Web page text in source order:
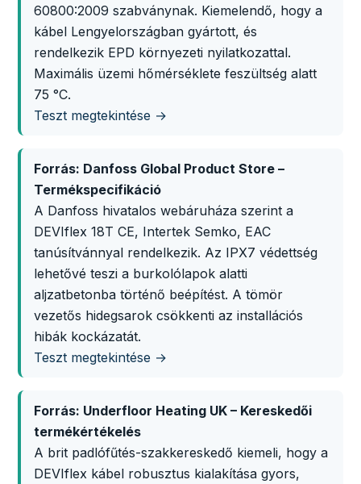
60800:2009 szabványnak. Kiemelendő, hogy a
kábel Lengyelországban gyártott, és
rendelkezik EPD környezeti nyilatkozattal.
Maximális üzemi hőmérséklete feszültség alatt
75 °C.
Teszt megtekintése →
Forrás: Danfoss Global Product Store –
Termékspecifikáció
A Danfoss hivatalos webáruháza szerint a
DEVIflex 18T CE, Intertek Semko, EAC
tanúsítvánnyal rendelkezik. Az IPX7 védettség
lehetővé teszi a burkolólapok alatti
aljzatbetonba történő beépítést. A tömör
vezetős hidegsarok csökkenti az installációs
hibák kockázatát.
Teszt megtekintése →
Forrás: Underfloor Heating UK – Kereskedői
termékértékelés
A brit padlófűtés-szakkereskedő kiemeli, hogy a
DEVIflex kábel robusztus kialakítása gyors,